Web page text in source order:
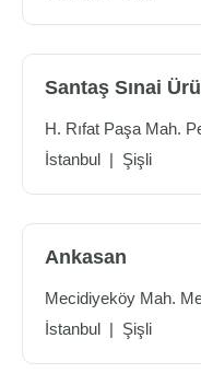
Santaş Sınai
H. Rıfat Paşa Mah.
İstanbul | Şişli
Ankasan
Mecidiyeköy Mah.
İstanbul | Şişli